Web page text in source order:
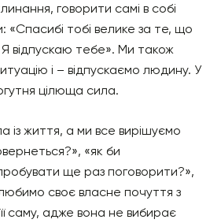
говорити самі в собі
«Спасибі тобі велике за те, що
відпускаю тебе». Ми також
і – відпускаємо людину. У
цілюща сила.
життя, а ми все вирішуємо
«як би
ще раз поговорити?»,
своє власне почуття з
саму, адже вона не вибирає